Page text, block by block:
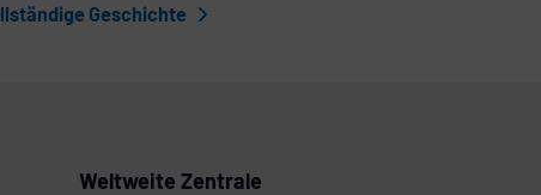
Geschichte
Weltweite Zentrale